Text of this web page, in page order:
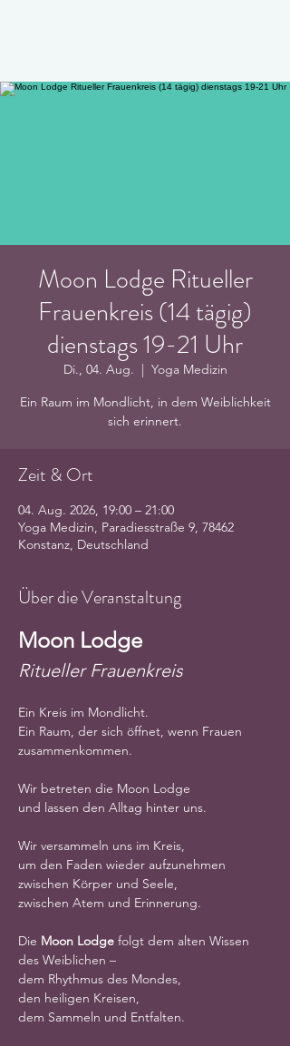
Moon Lodge Ritueller
Frauenkreis (14 tägig)
dienstags 19-21 Uhr
Di., 04. Aug.
  |
Yoga Medizin
Ein Raum im Mondlicht, in dem Weiblichkeit
sich erinnert.
Zeit & Ort
04. Aug. 2026, 19:00 – 21:00
Yoga Medizin, Paradiesstraße 9, 78462
Konstanz, Deutschland
Über die Veranstaltung
Moon Lodge
Ritueller Frauenkreis
Ein Kreis im Mondlicht.
Ein Raum, der sich öffnet, wenn Frauen
zusammenkommen.
Wir betreten die Moon Lodge
und lassen den Alltag hinter uns.
Wir versammeln uns im Kreis,
um den Faden wieder aufzunehmen
zwischen Körper und Seele,
zwischen Atem und Erinnerung.
Die Moon Lodge folgt dem alten Wissen
des Weiblichen –
dem Rhythmus des Mondes,
den heiligen Kreisen,
dem Sammeln und Entfalten.